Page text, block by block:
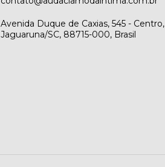
Avenida Duque de Caxias, 545 - Centro,
Jaguaruna/SC, 88715-000, Brasil